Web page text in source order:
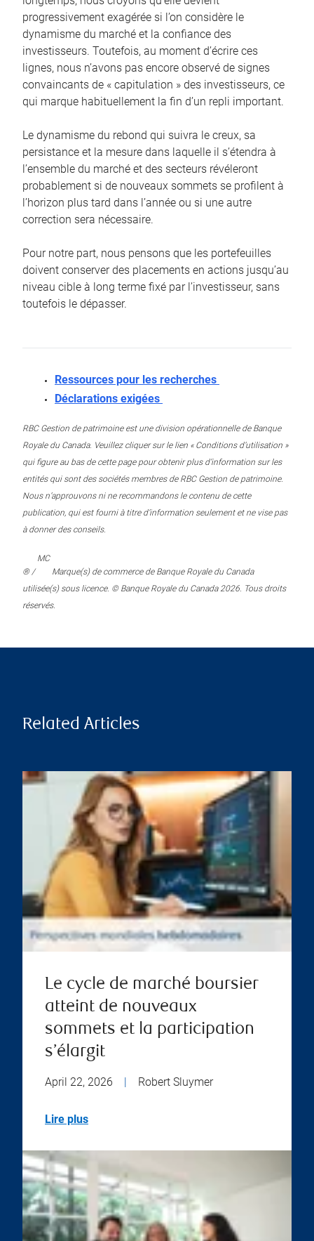
progressivement exagérée si l’on considère le
dynamisme du marché et la confiance des
investisseurs. Toutefois, au moment d’écrire ces
lignes, nous n’avons pas encore observé de signes
convaincants de « capitulation » des investisseurs, ce
qui marque habituellement la fin d’un repli important.
Le dynamisme du rebond qui suivra le creux, sa
persistance et la mesure dans laquelle il s’étendra à
l’ensemble du marché et des secteurs révéleront
probablement si de nouveaux sommets se profilent à
l’horizon plus tard dans l’année ou si une autre
correction sera nécessaire.
Pour notre part, nous pensons que les portefeuilles
doivent conserver des placements en actions jusqu’au
niveau cible à long terme fixé par l’investisseur, sans
toutefois le dépasser.
Ressources pour les recherches
Déclarations exigées
RBC Gestion de patrimoine est une division opérationnelle de Banque
Royale du Canada. Veuillez cliquer sur le lien « Conditions d’utilisation »
qui figure au bas de cette page pour obtenir plus d’information sur les
entités qui sont des sociétés membres de RBC Gestion de patrimoine.
Nous n’approuvons ni ne recommandons le contenu de cette
publication, qui est fourni à titre d’information seulement et ne vise pas
à donner des conseils.
® /
MC
Marque(s) de commerce de Banque Royale du Canada
utilisée(s) sous licence. © Banque Royale du Canada 2026. Tous droits
réservés.
Related Articles
Le cycle de marché boursier
atteint de nouveaux
sommets et la participation
s’élargit
April 22, 2026 | Robert Sluymer
Lire plus